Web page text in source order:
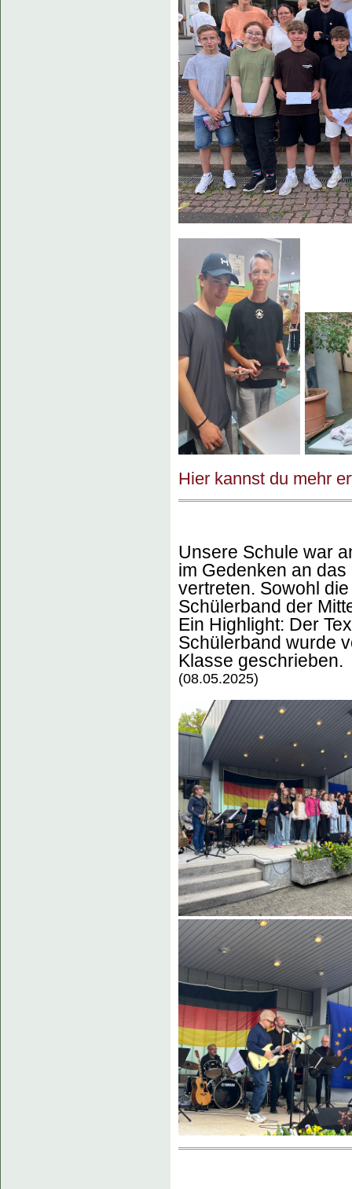
Hier kannst du mehr
Unsere Schule war
im Gedenken an
vertreten. Sowohl
Schülerband der
Ein Highlight: Der
Schülerband wurde
Klasse geschrieben.
(08.05.2025)